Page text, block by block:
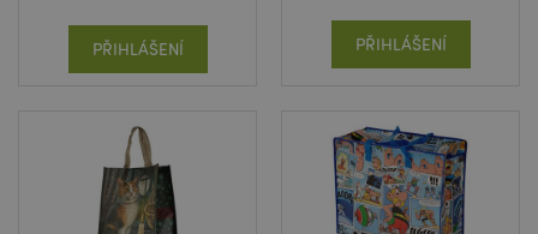
PŘIHLÁŠENÍ PŘIHLÁŠENÍ